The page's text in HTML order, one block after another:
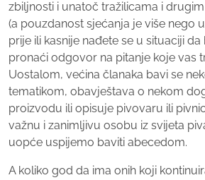
zbiljnosti i unatoč tražilicama i
(a pouzdanost sjećanja je više nego
prije ili kasnije nađete se u situaciji
pronaći odgovor na pitanje koje vas
Uostalom, većina članaka bavi se
tematikom, obavještava o nekom
proizvodu ili opisuje pivovaru ili
važnu i zanimljivu osobu iz svijeta
uopće uspijemo baviti abecedom.
A koliko god da ima onih koji